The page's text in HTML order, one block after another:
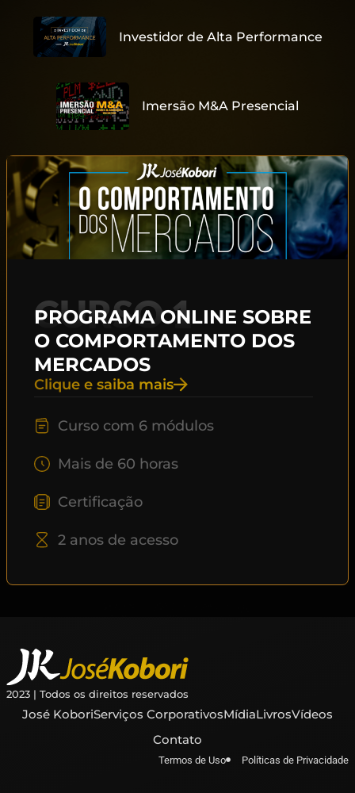
Investidor de Alta Performance
Imersão M&A Presencial
CURSO 1
PROGRAMA ONLINE SOBRE
O COMPORTAMENTO DOS
MERCADOS
Clique e saiba mais
Curso com 6 módulos
Mais de 60 horas
Certificação
2 anos de acesso
2023 | Todos os direitos reservados
José KoboriServiços CorporativosMídiaLivrosVídeos
Contato
Termos de Uso Políticas de Privacidade